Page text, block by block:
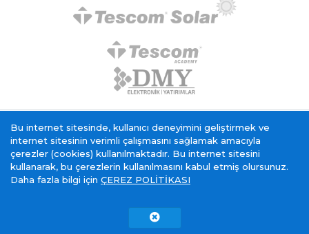
Tescom Elektronik KVKK Genel Aydınlatma Metni
Çerez Politikası
Bilgi Toplumu Hizmeti
Copyright © 2015 - 2026. Tescom Elektronik A.Ş.
Bu internet sitesinde, kullanıcı deneyimini geliştirmek ve
internet sitesinin verimli çalışmasını sağlamak amacıyla
çerezler (cookies) kullanılmaktadır. Bu internet sitesini
kullanarak, bu çerezlerin kullanılmasını kabul etmiş olursunuz.
Daha fazla bilgi için ÇEREZ POLİTİKASI